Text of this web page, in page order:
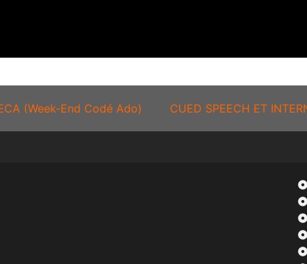
(Week-End Codé Ado) CUED SPEECH ET